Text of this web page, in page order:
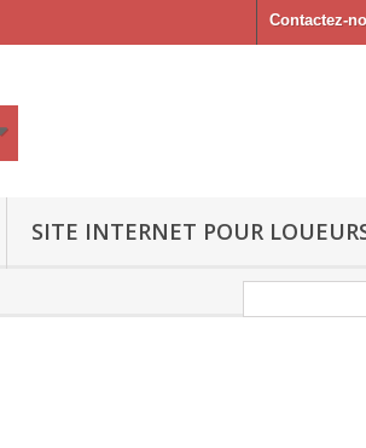
Contactez-
SITE INTERNET POUR